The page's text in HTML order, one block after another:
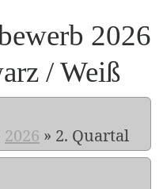
2026
/ Weiß
2026 » 2. Quartal